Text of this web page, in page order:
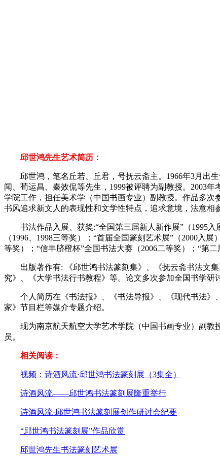
邱世鸿先生艺术简历：
邱世鸿，笔名丘若、丘君，号抚云斋主。1966年3月出生
闻、荀运昌、秦效侃等先生，1999被评聘为副教授。2003
学院工作，担任美术学（中国书画专业）副教授。作品多
书风追求新文人的表现性和文学性特点，追求意境，法意相
书法作品入展、获奖:“全国第三届新人新作展”（1995入
（1996、1998三等奖）；“首届全国篆刻艺术展”（2000入
等奖）；“信丰脐橙杯”全国书法大赛（2006二等奖）；“第
出版著作有: 《邱世鸿书法篆刻集》、《抚云斋书法文集
究》、《大学书法行书教程》等。论文多次参加全国书学研
个人简历在《书法报》、《书法导报》、《现代书法》
家》节目栏等媒介专题介绍。
现为南京航天航空大学艺术学院（中国书画专业）副教
员。
相关阅读：
视频：诗酒风流·邱世鸿书法篆刻展（3集全）
诗酒风流——邱世鸿书法篆刻展隆重举行
诗酒风流·邱世鸿书法篆刻展创作研讨会纪要
“邱世鸿书法篆刻展”作品欣赏
邱世鸿先生书法篆刻艺术展